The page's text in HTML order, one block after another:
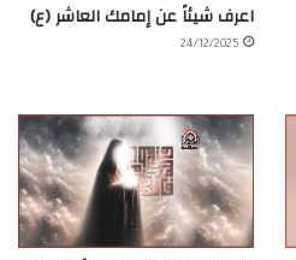
اعرف شيئاً عن إمامك العاشر (ع)
24/12/2025